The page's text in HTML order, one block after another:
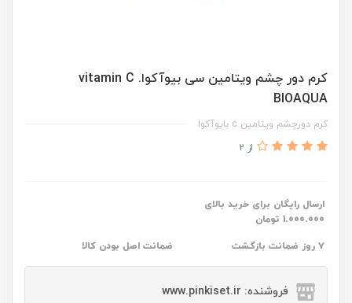
کرم دور چشم ویتامین سی بیوآکوا. vitamin C
BIOAQUA
کرم دورچشم ویتامین c بایوآکوا
از 2
ارسال رایگان برای خرید بالای
1.000.000 تومان
۷ روز ضمانت بازگشت ضمانت اصل بودن کالا
فروشنده: www.pinkiset.ir